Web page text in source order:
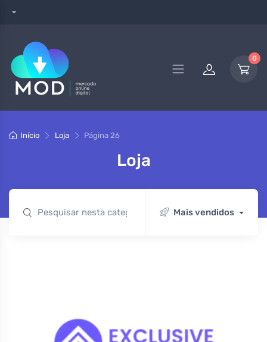
0
Início Loja Página 26
Loja
Mais vendidos